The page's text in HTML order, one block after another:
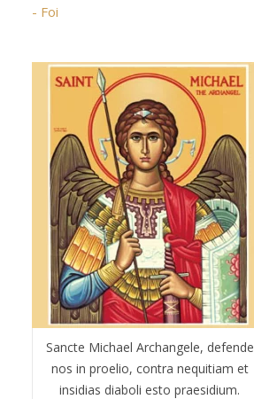
- Foi
Sancte Michael Archangele, defende
nos in proelio, contra nequitiam et
insidias diaboli esto praesidium.